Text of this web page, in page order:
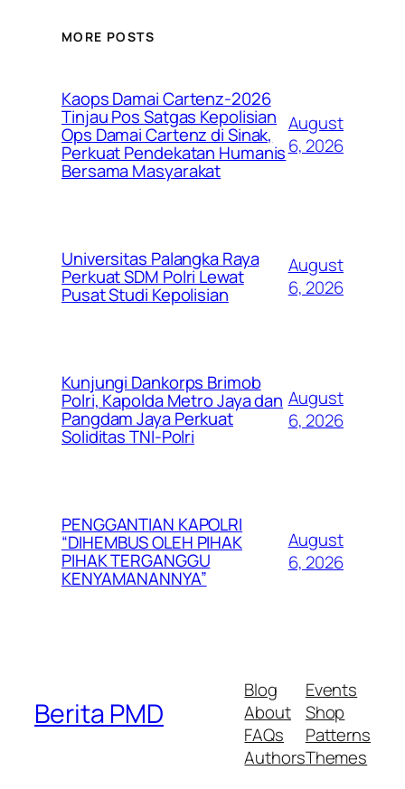
MORE POSTS
Kaops Damai Cartenz-2026
Tinjau Pos Satgas Kepolisian
Ops Damai Cartenz di Sinak,
Perkuat Pendekatan Humanis
Bersama Masyarakat
August
6, 2026
Universitas Palangka Raya
Perkuat SDM Polri Lewat
Pusat Studi Kepolisian
August
6, 2026
Kunjungi Dankorps Brimob
Polri, Kapolda Metro Jaya dan
Pangdam Jaya Perkuat
Soliditas TNI-Polri
August
6, 2026
PENGGANTIAN KAPOLRI
“DIHEMBUS OLEH PIHAK
PIHAK TERGANGGU
KENYAMANANNYA”
August
6, 2026
Berita PMD
Blog
About
FAQs
Authors
Events
Shop
Patterns
Themes